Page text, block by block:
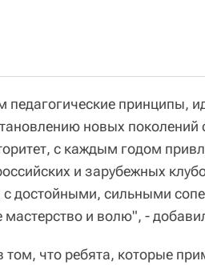
принципы,
новых поколений
с каждым годом
и зарубежных
с достойными, сильными
и волю", -
что ребята, которые